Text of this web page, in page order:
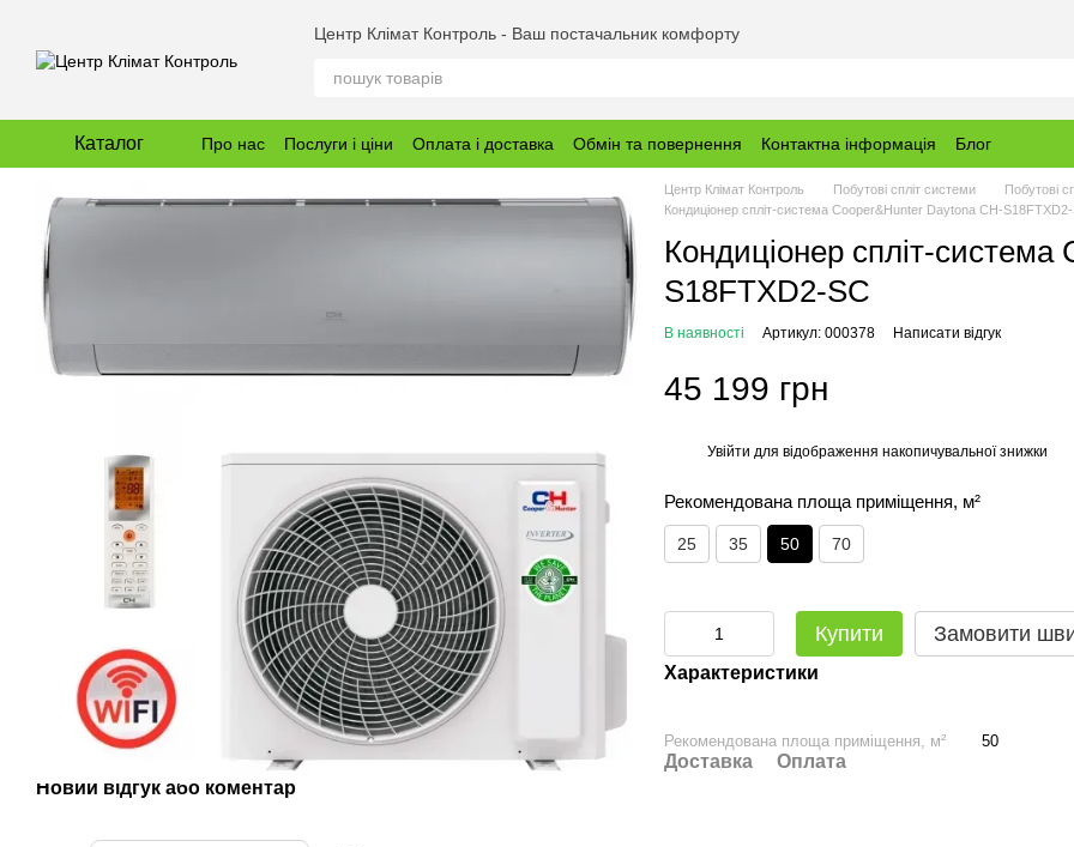
Центр Клімат Контроль - Ваш постачальник комфорту
Каталог Про нас Послуги і ціни Оплата і доставка Обмін та повернення Контактна інформація Блог
Новий відгук або коментар
Центр Клімат Контроль Побутові спліт системи
Побутові
Кондиціонер спліт-система Cooper&Hunter Daytona CH-
Кондиціонер спліт-
S18FTXD2-SC
В наявності Артикул: 000378 Написати відгук
45 199 грн
Увійти для відображення накопичувальної знижки
Рекомендована площа приміщення, м²
25 35 50 70
Купити Замовити
Характеристики
Рекомендована площа приміщення, м² 50
Доставка Оплата